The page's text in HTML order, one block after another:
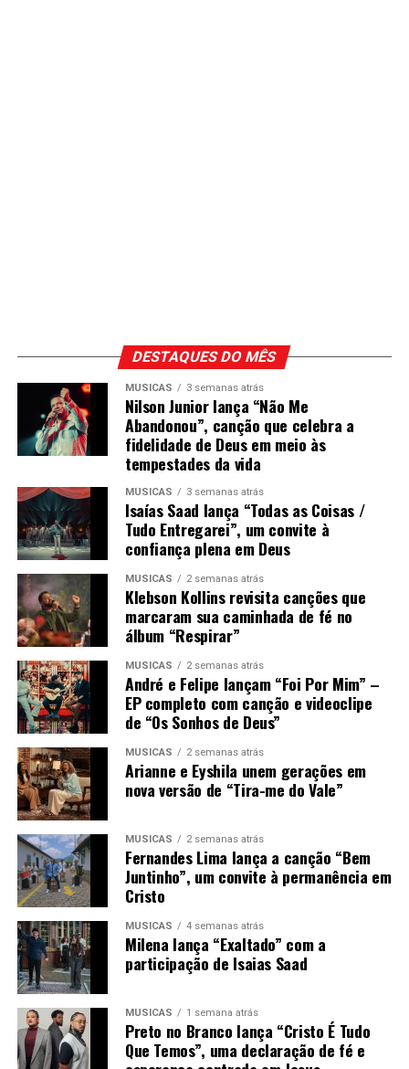
DESTAQUES DO MÊS
MÚSICAS 3 semanas atrás
Nilson Junior lança “Não Me
Abandonou”, canção que celebra a
fidelidade de Deus em meio às
tempestades da vida
MÚSICAS 3 semanas atrás
Isaías Saad lança “Todas as Coisas /
Tudo Entregarei”, um convite à
confiança plena em Deus
MÚSICAS 2 semanas atrás
Klebson Kollins revisita canções que
marcaram sua caminhada de fé no
álbum “Respirar”
MÚSICAS 2 semanas atrás
André e Felipe lançam “Foi Por Mim” –
EP completo com canção e videoclipe
de “Os Sonhos de Deus”
MÚSICAS 2 semanas atrás
Arianne e Eyshila unem gerações em
nova versão de “Tira-me do Vale”
MÚSICAS 2 semanas atrás
Fernandes Lima lança a canção “Bem
Juntinho”, um convite à permanência em
Cristo
MÚSICAS 4 semanas atrás
Milena lança “Exaltado” com a
participação de Isaias Saad
MÚSICAS 1 semana atrás
Preto no Branco lança “Cristo É Tudo
Que Temos”, uma declaração de fé e